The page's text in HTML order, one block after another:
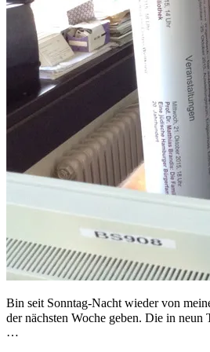
Bin seit Sonntag-Nacht wieder von
der nächsten Woche geben. Die in
…